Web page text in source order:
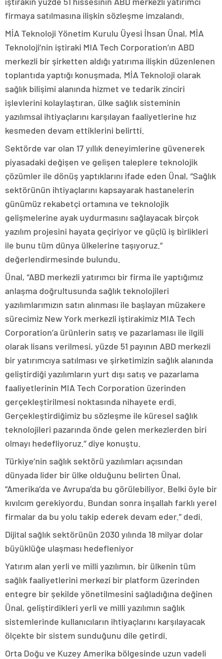
firmaya satılmasına ilişkin sözleşme imzalandı.
MİA Teknoloji Yönetim Kurulu Üyesi İhsan Ünal, MİA
Teknoloji’nin iştiraki MIA Tech Corporation’ın ABD
merkezli bir şirketten aldığı yatırıma ilişkin düzenlenen
toplantıda yaptığı konuşmada, MİA Teknoloji olarak
sağlık bilişimi alanında hizmet ve tedarik zinciri
işlevlerini kolaylaştıran, ülke sağlık sisteminin
yazılımsal ihtiyaçlarını karşılayan faaliyetlerine hız
kesmeden devam ettiklerini belirtti.
Sektörde var olan 17 yıllık deneyimlerine güvenerek
piyasadaki değişen ve gelişen taleplere teknolojik
çözümler ile dönüş yaptıklarını ifade eden Ünal, “Sağlık
sektörünün ihtiyaçlarını kapsayarak hastanelerin
günümüz rekabetçi ortamına ve teknolojik
gelişmelerine ayak uydurmasını sağlayacak birçok
yazılım projesini hayata geçiriyor ve güçlü iş birlikleri
ile bunu tüm dünya ülkelerine taşıyoruz.”
değerlendirmesinde bulundu.
Ünal, “ABD merkezli yatırımcı bir firma ile yaptığımız
anlaşma doğrultusunda sağlık teknolojileri
yazılımlarımızın satın alınması ile başlayan müzakere
sürecimiz New York merkezli iştirakimiz MIA Tech
Corporation’a ürünlerin satış ve pazarlaması ile ilgili
olarak lisans verilmesi, yüzde 51 payının ABD merkezli
bir yatırımcıya satılması ve şirketimizin sağlık alanında
geliştirdiği yazılımların yurt dışı satış ve pazarlama
faaliyetlerinin MIA Tech Corporation üzerinden
gerçekleştirilmesi noktasında nihayete erdi.
Gerçekleştirdiğimiz bu sözleşme ile küresel sağlık
teknolojileri pazarında önde gelen merkezlerden biri
olmayı hedefliyoruz.” diye konuştu.
Türkiye’nin sağlık sektörü yazılımları açısından
dünyada lider bir ülke olduğunu belirten Ünal,
“Amerika’da ve Avrupa’da bu görülebiliyor. Belki öyle bir
kıvılcım gerekiyordu. Bundan sonra inşallah farklı yerel
firmalar da bu yolu takip ederek devam eder.” dedi.
Dijital sağlık sektörünün 2030 yılında 18 milyar dolar
büyüklüğe ulaşması hedefleniyor
Yatırım alan yerli ve milli yazılımın, bir ülkenin tüm
sağlık faaliyetlerini merkezi bir platform üzerinden
entegre bir şekilde yönetilmesini sağladığına değinen
Ünal, geliştirdikleri yerli ve milli yazılımın sağlık
sistemlerinde kullanıcıların ihtiyaçlarını karşılayacak
ölçekte bir sistem sunduğunu dile getirdi.
Orta Doğu ve Kuzey Amerika bölgesinde uzun vadeli